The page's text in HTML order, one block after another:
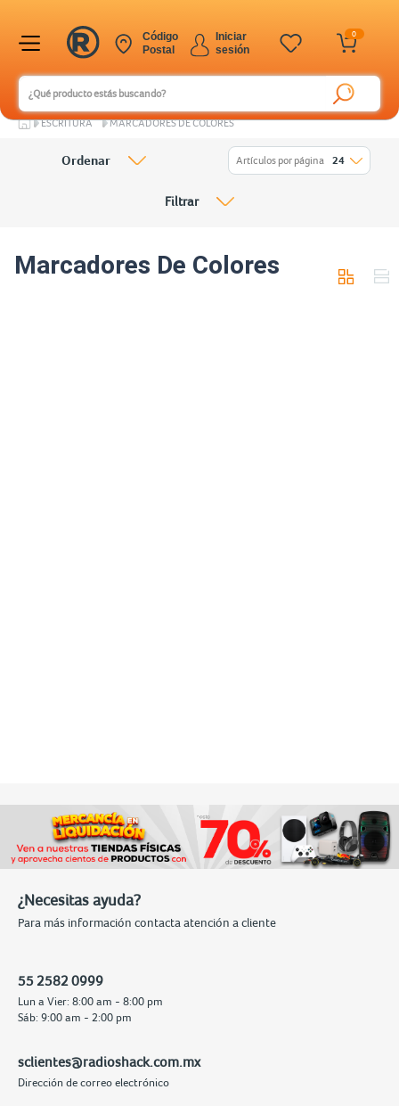
0
Iniciar
sesión
Código
Postal
ESCRITURA MARCADORES DE COLORES
Marcadores De Colores
Ordenar Artículos por página 24
Filtrar
¿Necesitas ayuda?
Para más información contacta atención a cliente
55 2582 0999
Lun a Vier: 8:00 am - 8:00 pm
Sáb: 9:00 am - 2:00 pm
sclientes@radioshack.com.mx
Dirección de correo electrónico